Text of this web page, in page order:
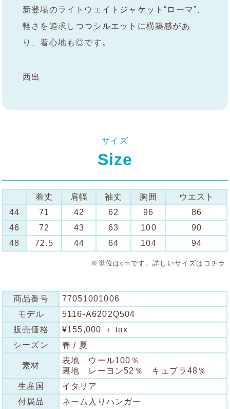
新登場のライトウェイトジャケット“ローマ”、
軽さを追求しつつシルエットに構築感があ
り、着心地も◎です。
西出
サイズ
Size
着丈 肩幅 袖丈 胸囲
ウエスト
44
71 42 62 96
86
46
72 43 63 100
90
48
72.5 44 64 104 94
※単位はcmです。詳しいサイズは コチラ
商品番号
77051001006
モデル
5116-A6202Q504
販売価格
¥155,000 ＋ tax
シーズン
春 / 夏
素材
表地 ウール100％
裏地 レーヨン52％ キュプラ48％
生産国
イタリア
付属品
ネーム入りハンガー